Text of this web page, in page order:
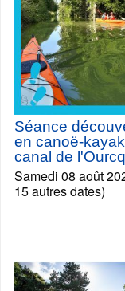
Séance
en canoë-
canal de l'Ourcq
Samedi 08 août
15 autres dates)